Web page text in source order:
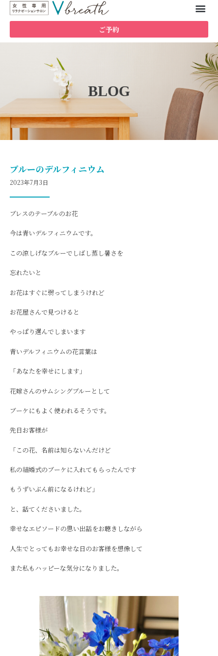
ご予約
BLOG
ブルーのデルフィニウム
2023年7月3日
ブレスのテーブルのお花
今は青いデルフィニウムです。
この涼しげなブルーでしばし蒸し暑さを
忘れたいと
お花はすぐに弱ってしまうけれど
お花屋さんで見つけると
やっぱり選んでしまいます
青いデルフィニウムの花言葉は
「あなたを幸せにします」
花嫁さんのサムシングブルーとして
ブーケにもよく使われるそうです。
先日お客様が
「この花、名前は知らないんだけど
私の結婚式のブーケに入れてもらったんです
もうずいぶん前になるけれど」
と、話てくださいました。
幸せなエピソードの思い出話をお聴きしながら
人生でとってもお幸せな日のお客様を想像して
また私もハッピーな気分になりました。